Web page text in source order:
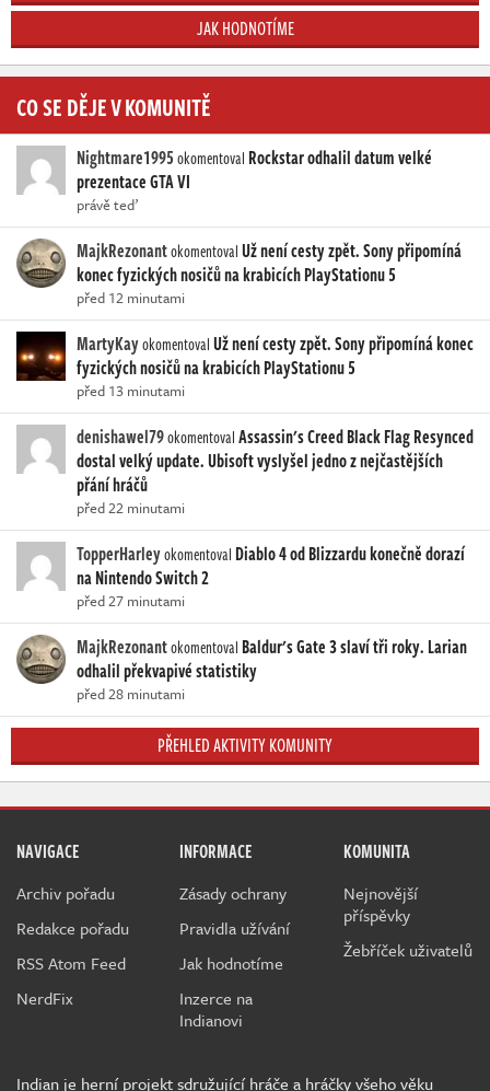
JAK HODNOTÍME
CO SE DĚJE V KOMUNITĚ
Nightmare1995okomentoval Rockstar odhalil datum velké
prezentace GTA VI
právě teď
MajkRezonantokomentovalUž není cesty zpět. Sony připomíná
konec fyzických nosičů na krabicích PlayStationu 5
před 12 minutami
MartyKayokomentovalUž není cesty zpět. Sony připomíná konec
fyzických nosičů na krabicích PlayStationu 5
před 13 minutami
denishawel79okomentovalAssassin's Creed Black Flag Resynced
dostal velký update. Ubisoft vyslyšel jedno z nejčastějších
přání hráčů
před 22 minutami
TopperHarleyokomentoval Diablo 4 od Blizzardu konečně dorazí
na Nintendo Switch 2
před 27 minutami
MajkRezonantokomentoval Baldur's Gate 3 slaví tři roky. Larian
odhalil překvapivé statistiky
před 28 minutami
PŘEHLED AKTIVITY KOMUNITY
NAVIGACE
Archiv pořadu
Redakce pořadu
RSS Atom Feed
NerdFix
INFORMACE
Zásady ochrany
Pravidla užívání
Jak hodnotíme
Inzerce na
Indianovi
KOMUNITA
Nejnovější
příspěvky
Žebříček uživatelů
Indian je herní projekt sdružující hráče a hráčky všeho věku